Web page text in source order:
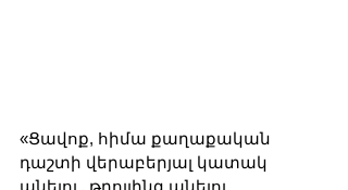
«Ցավոք, հիմա քաղաքական
դաշտի վերաբերյալ կատակ
անելու, թրոլլինգ անելու